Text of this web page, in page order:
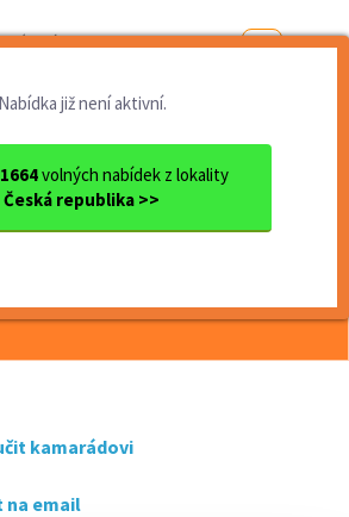
brigády
Nabídka již není aktivní.
1664volných nabídek z lokality
Česká republika >>
kamarádovi
na email